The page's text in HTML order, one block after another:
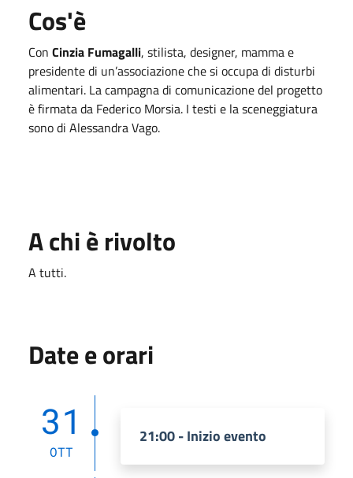
Cos'è
Con Cinzia Fumagalli, stilista, designer, mamma e
presidente di un’associazione che si occupa di disturbi
alimentari. La campagna di comunicazione del progetto
è firmata da Federico Morsia. I testi e la sceneggiatura
sono di Alessandra Vago.
A chi è rivolto
A tutti.
Date e orari
31
OTT
21:00 - Inizio evento